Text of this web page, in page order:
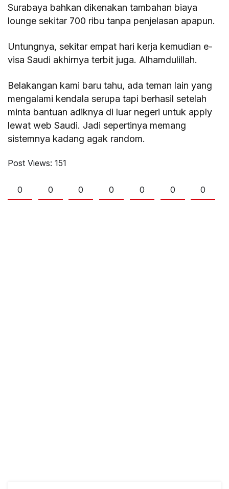
Surabaya bahkan dikenakan tambahan biaya
lounge sekitar 700 ribu tanpa penjelasan apapun.
Untungnya, sekitar empat hari kerja kemudian e-
visa Saudi akhirnya terbit juga. Alhamdulillah.
Belakangan kami baru tahu, ada teman lain yang
mengalami kendala serupa tapi berhasil setelah
minta bantuan adiknya di luar negeri untuk apply
lewat web Saudi. Jadi sepertinya memang
sistemnya kadang agak random.
Post Views: 151
0 0 0 0 0 0 0